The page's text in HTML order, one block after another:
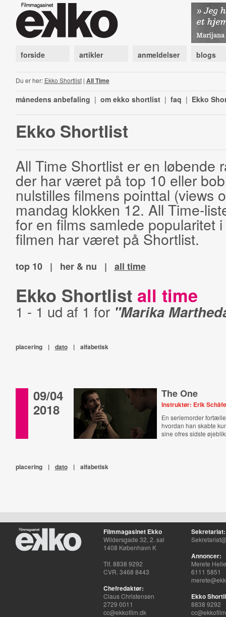
forside artikler anmeldelser blogs
Du er her: Ekko Shortlist| All Time
månedens anbefaling | om ekko shortlist | faq | Ekko
Ekko Shortlist
All Time Shortlist er en løbende
der har været på top 10 eller
nulstilles filmens pointtal (views
mandag klokken 12. All Time-
for en films samlede popularitet
filmen har været på Shortlist.
top 10 | her & nu | all time
Ekko Shortlist all time
1 - 1 ud af 1 for "Marika
placering | dato | alfabetisk
09/04
2018
The One
Instruktør: Erik
En seriemorder
hvordan han skabte
sine ofres sidste
placering | dato | alfabetisk
Filmmagasinet Ekko
Wildersgade 32, 2. sal
1408 København K
Tlf. 8838 9292
CVR. 3468 8443
Chefredaktør:
Claus Christensen
2729 0011
cc@ekkofilm.dk
Sekretariat:
Annoncer:
Merete
6111 5851
Ekko
8838 9292